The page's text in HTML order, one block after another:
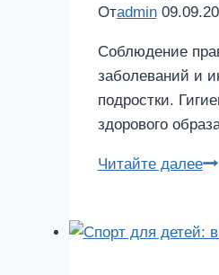
Отadmin
Соблюдение
заболеваний и
подростки.
здорового
Читайте далее